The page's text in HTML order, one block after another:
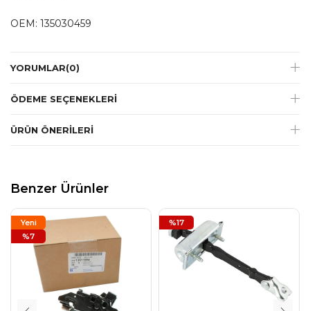
OEM: 135030459
YORUMLAR(0)
ÖDEME SEÇENEKLERI
ÜRÜN ÖNERILERI
Benzer Ürünler
Yeni
Ürün
%7
%17